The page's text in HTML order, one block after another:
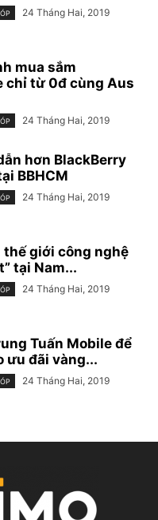
24 Tháng Hai, 2019
mua sắm
chỉ từ 0đ cùng Aus
24 Tháng Hai, 2019
hơn BlackBerry
BBHCM
24 Tháng Hai, 2019
thế giới công nghệ
tại Nam...
24 Tháng Hai, 2019
Tuấn Mobile để
ưu đãi vàng...
24 Tháng Hai, 2019